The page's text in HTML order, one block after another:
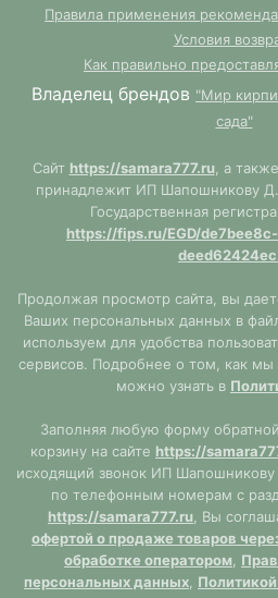
Правила применения
Условия
Как правильно
Владелец брендов "Мир
сада"
Сайт https://samara777.ru, а
принадлежит ИП Шапошникову
Государственная
https://fips.ru/EGD/
Продолжая просмотр сайта, вы
Ваших персональных данных в
используем для удобства
сервисов. Подробнее о том, как мы
можно узнать в
Заполняя любую форму
корзину на сайте https://
исходящий звонок ИП
по телефонным номерам с
https://samara777.ru, Вы
офертой о продаже товаров
обработке оператором,
персональных данных,